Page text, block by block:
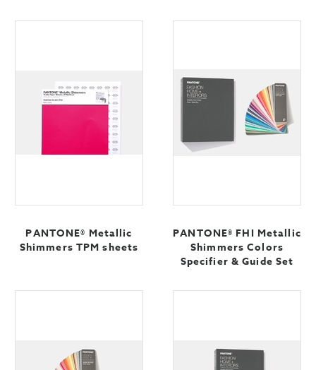
PANTONE® Metallic
Shimmers TPM sheets
PANTONE® FHI Metallic
Shimmers Colors
Specifier & Guide Set